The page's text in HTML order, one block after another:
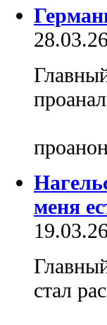
меня
стал